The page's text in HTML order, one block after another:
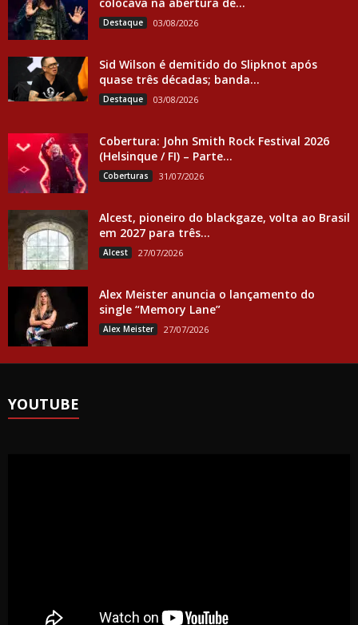
Destaque 03/08/2026
Sid Wilson é demitido do Slipknot após
quase três décadas; banda...
Destaque 03/08/2026
Cobertura: John Smith Rock Festival 2026
(Helsinque / FI) – Parte...
Coberturas 31/07/2026
Alcest, pioneiro do blackgaze, volta ao Brasil
em 2027 para três...
Alcest 27/07/2026
Alex Meister anuncia o lançamento do
single “Memory Lane”
Alex Meister 27/07/2026
YOUTUBE